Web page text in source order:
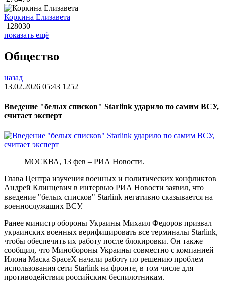
Коркина Елизавета
128030
показать ещё
Общество
назад
13.02.2026 05:43 1252
Введение "белых списков" Starlink ударило по самим ВСУ,
считает эксперт
МОСКВА, 13 фев – РИА Новости.
Глава Центра изучения военных и политических конфликтов
Андрей Клинцевич в интервью РИА Новости заявил, что
введение "белых списков" Starlink негативно сказывается на
военнослужащих ВСУ.
Ранее министр обороны Украины Михаил Федоров призвал
украинских военных верифицировать все терминалы Starlink,
чтобы обеспечить их работу после блокировки. Он также
сообщил, что Минобороны Украины совместно с компанией
Илона Маска SpaceX начали работу по решению проблем
использования сети Starlink на фронте, в том числе для
противодействия российским беспилотникам.